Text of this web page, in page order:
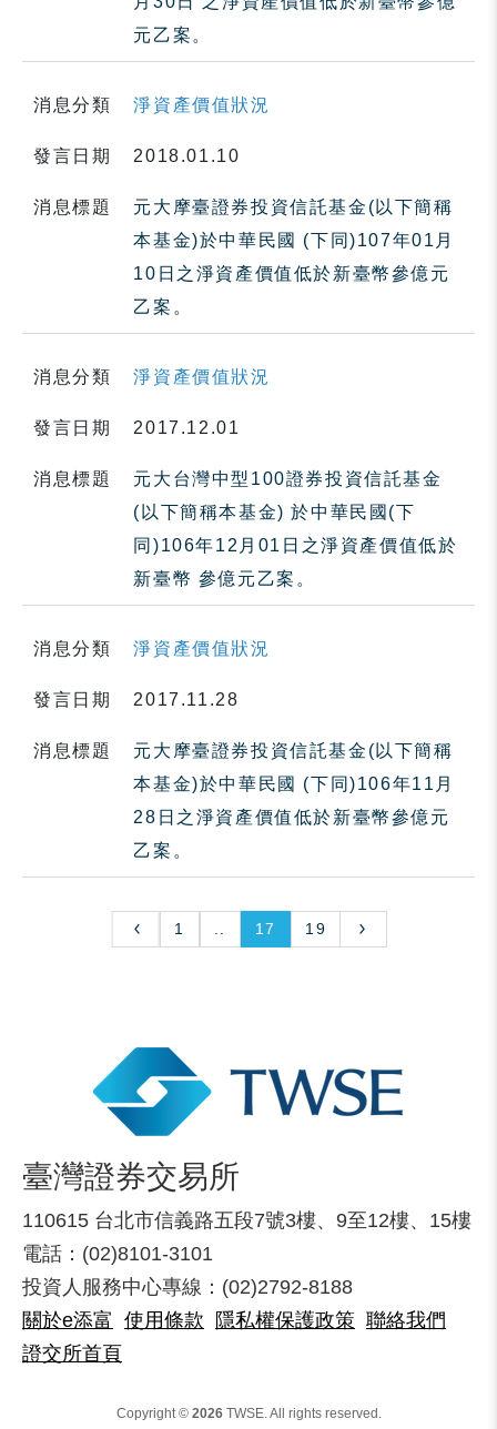
元乙案。
消息分類 淨資產價值狀況
發言日期 2018.01.10
消息標題
元大摩臺證券投資信託基金(以下簡稱
本基金)於中華民國 (下同)107年01月
10日之淨資產價值低於新臺幣參億元
乙案。
消息分類 淨資產價值狀況
發言日期 2017.12.01
消息標題
元大台灣中型100證券投資信託基金
(以下簡稱本基金) 於中華民國(下
同)106年12月01日之淨資產價值低於
新臺幣 參億元乙案。
消息分類 淨資產價值狀況
發言日期 2017.11.28
消息標題
元大摩臺證券投資信託基金(以下簡稱
本基金)於中華民國 (下同)106年11月
28日之淨資產價值低於新臺幣參億元
乙案。
1 17 19
臺灣證券交易所
110615 台北市信義路五段7號3樓、9至12樓、15樓
電話：(02)8101-3101
投資人服務中心專線：(02)2792-8188
關於e添富 使用條款 隱私權保護政策 聯絡我們
證交所首頁
Copyright © 2026TWSE. All rights reserved.